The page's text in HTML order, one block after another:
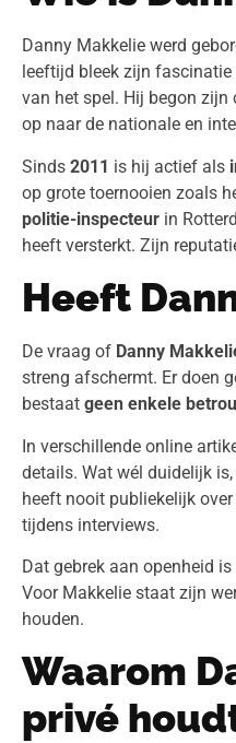
Danny Makkelie werd
leeftijd bleek zijn
van het spel. Hij begon
op naar de nationale en
Sinds 2011 is hij actief als
op grote toernooien zoals
politie-inspecteur in
heeft versterkt. Zijn
Heeft
De vraag of Danny
streng afschermt. Er doen
bestaat geen enkele
In verschillende online
details. Wat wél duidelijk
heeft nooit publiekelijk
tijdens interviews.
Dat gebrek aan openheid
Voor Makkelie staat zijn
houden.
Waarom
privé